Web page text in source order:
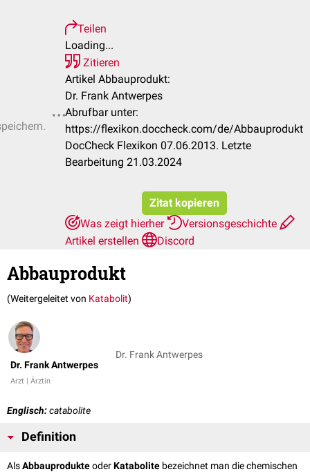
Teilen
Loading...
Zitieren
Artikel Abbauprodukt:
Dr. Frank Antwerpes
Abrufbar unter:
https://flexikon.doccheck.com/de/Abbauprodukt
DocCheck Flexikon 07.06.2013. Letzte
Bearbeitung 21.03.2024
Zitat kopieren
Was zeigt hierher
Versionsgeschichte
Artikel erstellen
Discord
Abbauprodukt
(Weitergeleitet von Katabolit)
Dr. Frank Antwerpes
Arzt | Ärztin
Dr. Frank Antwerpes
Englisch:catabolite
Definition
AlsAbbauprodukteoderKatabolite bezeichnet man die chemischen